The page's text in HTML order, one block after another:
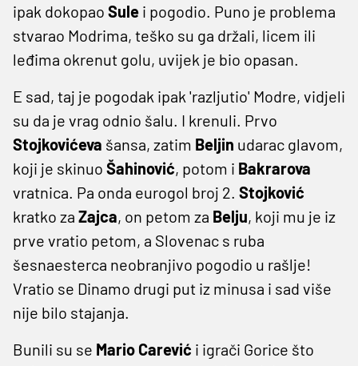
ipak dokopao Sule i pogodio. Puno je problema
stvarao Modrima, teško su ga držali, licem ili
leđima okrenut golu, uvijek je bio opasan.
E sad, taj je pogodak ipak 'razljutio' Modre, vidjeli
su da je vrag odnio šalu. I krenuli. Prvo
Stojkovićeva šansa, zatim Beljin udarac glavom,
koji je skinuo Šahinović, potom i Bakrarova
vratnica. Pa onda eurogol broj 2. Stojković
kratko za Zajca, on petom za Belju, koji mu je iz
prve vratio petom, a Slovenac s ruba
šesnaesterca neobranjivo pogodio u rašlje!
Vratio se Dinamo drugi put iz minusa i sad više
nije bilo stajanja.
Bunili su se Mario Carević i igrači Gorice što